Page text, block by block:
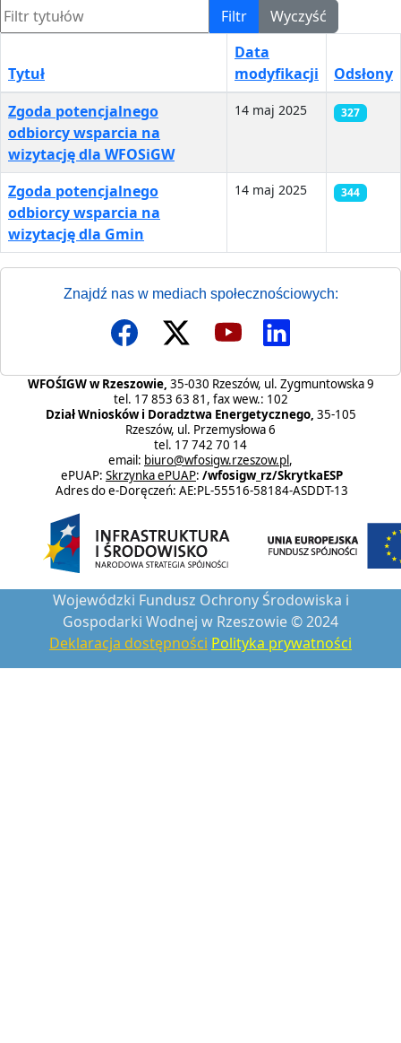
Filtr tytułów Filtr Wyczyść
Spis artykułów
Tytuł
Data
modyfikacji
Odsłony
Zgoda potencjalnego
odbiorcy wsparcia na
wizytację dla WFOSiGW
14 maj 2025 327
Zgoda potencjalnego
odbiorcy wsparcia na
wizytację dla Gmin
14 maj 2025 344
Znajdź nas w mediach społecznościowych:
WFOŚIGW w Rzeszowie, 35-030 Rzeszów, ul. Zygmuntowska 9
tel. 17 853 63 81, fax wew.: 102
Dział Wniosków i Doradztwa Energetycznego, 35-105
Rzeszów, ul. Przemysłowa 6
tel. 17 742 70 14
email: biuro@wfosigw.rzeszow.pl,
ePUAP: Skrzynka ePUAP: /wfosigw_rz/SkrytkaESP
Adres do e-Doręczeń: AE:PL-55516-58184-ASDDT-13
Wojewódzki Fundusz Ochrony Środowiska i
Gospodarki Wodnej w Rzeszowie © 2024
Deklaracja dostępności Polityka prywatności